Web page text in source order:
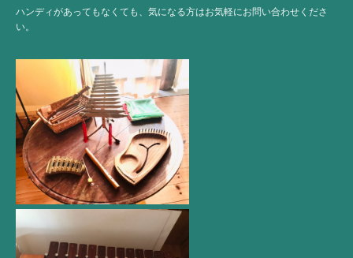
ハンディがあってもなくても、気になる方はお気軽にお問い合わせくださ
い。